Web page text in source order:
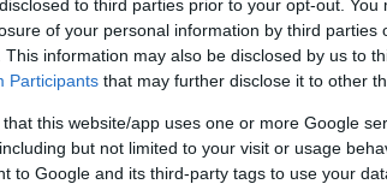
to third parties prior to your opt-out.
of your personal information by third parties
This information may also be disclosed by us to
Participants that may further disclose it to other
that this website/app uses one or more Google
but not limited to your visit or usage
to Google and its third-party tags to use your
00:22:41
04.08.2026 Runāsim atklāti
3. daļa
4. augusts